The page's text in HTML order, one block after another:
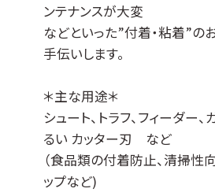
ンテナンスが大変
などといった”付着・粘着”の
手伝いします。
＊主な用途＊
シュート、トラフ、フィーダー、
るい カッター刃 など
（食品類の付着防止、清掃性
ップなど)